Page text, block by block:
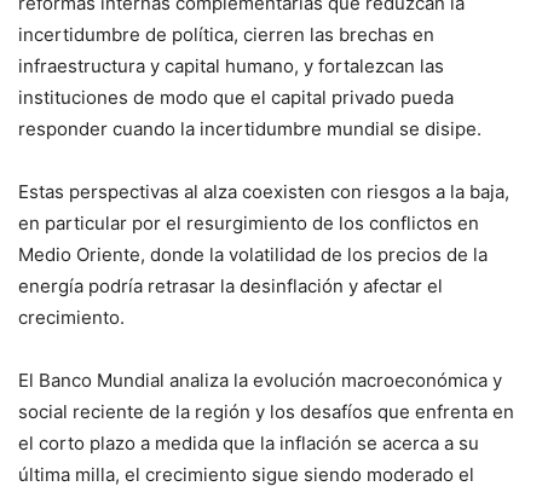
incertidumbre de política, cierren las brechas en
infraestructura y capital humano, y fortalezcan las
instituciones de modo que el capital privado pueda
responder cuando la incertidumbre mundial se disipe.
Estas perspectivas al alza coexisten con riesgos a la baja,
en particular por el resurgimiento de los conflictos en
Medio Oriente, donde la volatilidad de los precios de la
energía podría retrasar la desinflación y afectar el
crecimiento.
El Banco Mundial analiza la evolución macroeconómica y
social reciente de la región y los desafíos que enfrenta en
el corto plazo a medida que la inflación se acerca a su
última milla, el crecimiento sigue siendo moderado el